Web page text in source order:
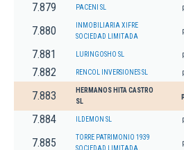
7.879 PACENI SL
7.880
INMOBILIARIA XIFRE
SOCIEDAD LIMITADA
7.881 LURINGOSHO SL
7.882 RENCOL INVERSIONES SL
7.883
HERMANOS HITA CASTRO
SL
7.884 ILDEMON SL
7.885
TORRE PATRIMONIO 1939
SOCIEDAD LIMITADA.